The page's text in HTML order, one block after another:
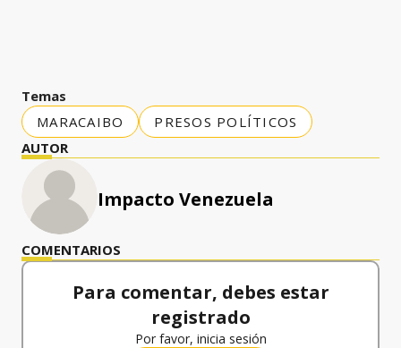
Temas
MARACAIBO
PRESOS POLÍTICOS
AUTOR
Impacto Venezuela
COMENTARIOS
Para comentar, debes estar
registrado
Por favor, inicia sesión